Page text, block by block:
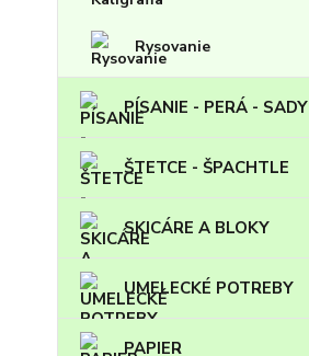
Rysovanie
PÍSANIE - PERÁ - SADY
ŠTETCE - ŠPACHTLE
SKICÁRE A BLOKY
UMELECKÉ POTREBY
PAPIER